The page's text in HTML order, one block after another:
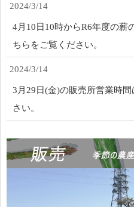
2024/3/14
4月10日10時からR6年度の薪
ちらをご覧ください。
2024/3/14
3月29日(金)の販売所営業時
さい。